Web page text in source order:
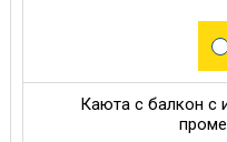
Каюта с балкон с